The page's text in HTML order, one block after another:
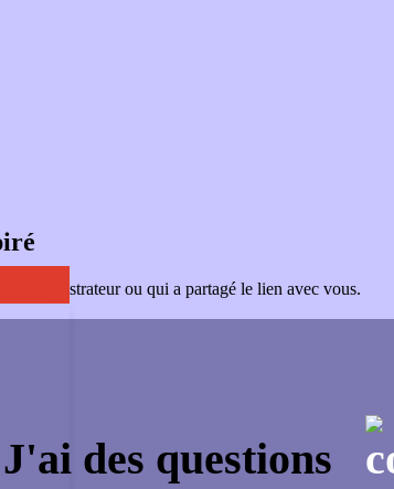
l'administrateur ou qui a partagé le lien avec vous.
J'ai des questions